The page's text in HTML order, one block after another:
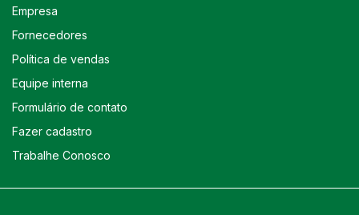
Empresa
Fornecedores
Política de vendas
Equipe interna
Formulário de contato
Fazer cadastro
Trabalhe Conosco